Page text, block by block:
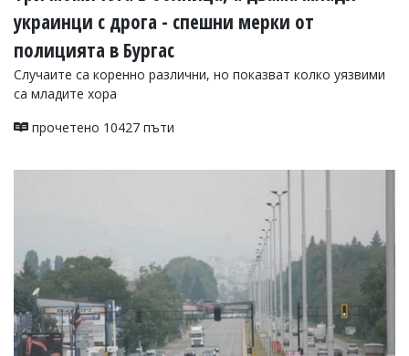
украинци с дрога - спешни мерки от
полицията в Бургас
Случаите са коренно различни, но показват колко уязвими
са младите хора
прочетено 10427 пъти